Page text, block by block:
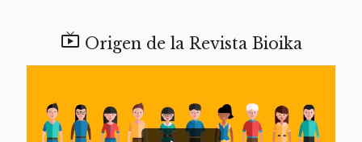
 Origen de la Revista Bioika